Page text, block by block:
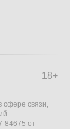
18+
сфере связи,
84675 от